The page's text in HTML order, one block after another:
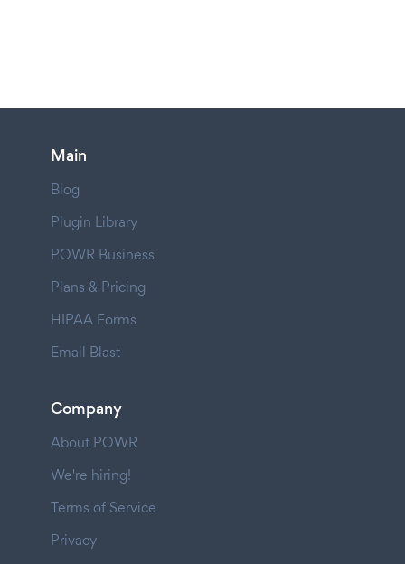
Main
Blog
Plugin Library
POWR Business
Plans & Pricing
HIPAA Forms
Email Blast
Company
About POWR
We're hiring!
Terms of Service
Privacy